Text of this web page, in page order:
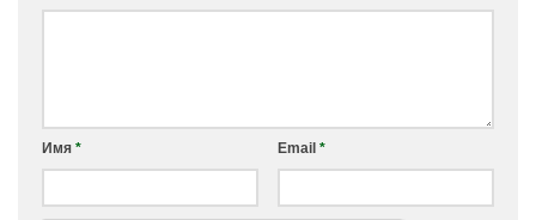
Имя * Email *